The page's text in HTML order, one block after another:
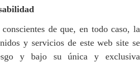
de que, en todo caso, la
y servicios de este web site se
y bajo su única y exclusiva